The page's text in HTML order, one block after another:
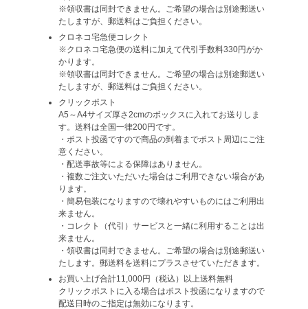
※領収書は同封できません。ご希望の場合は別途郵送い
たしますが、郵送料はご負担ください。
クロネコ宅急便コレクト
※クロネコ宅急便の送料に加えて代引手数料330円がか
かります。
※領収書は同封できません。ご希望の場合は別途郵送い
たしますが、郵送料はご負担ください。
クリックポスト
A5～A4サイズ厚さ2cmのボックスに入れてお送りしま
す。送料は全国一律200円です。
・ポスト投函ですので商品の到着までポスト周辺にご注
意ください。
・配送事故等による保障はありません。
・複数ご注文いただいた場合はご利用できない場合があ
ります。
・簡易包装になりますので壊れやすいものにはご利用出
来ません。
・コレクト（代引）サービスと一緒に利用することは出
来ません。
・領収書は同封できません。ご希望の場合は別途郵送い
たします。郵送料を送料にプラスさせていただきます。
お買い上げ合計11,000円（税込）以上送料無料
クリックポストに入る場合はポスト投函になりますので
配送日時のご指定は無効になります。